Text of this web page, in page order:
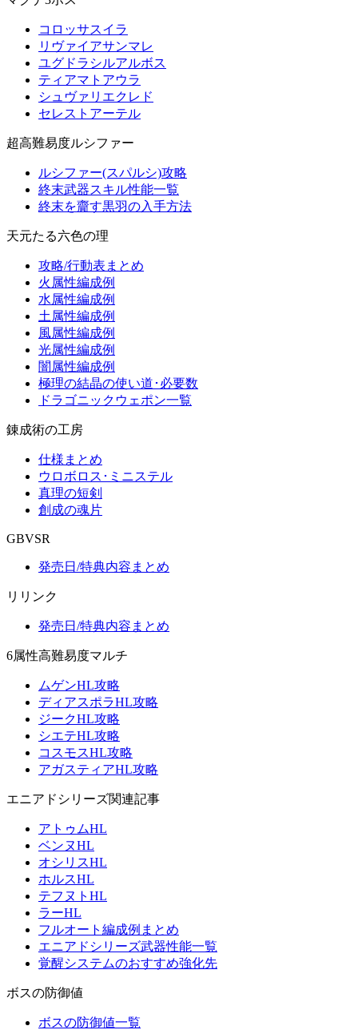
コロッサスイラ
リヴァイアサンマレ
ユグドラシルアルボス
ティアマトアウラ
シュヴァリエクレド
セレストアーテル
超高難易度ルシファー
ルシファー(スパルシ)攻略
終末武器スキル性能一覧
終末を齎す黒羽の入手方法
天元たる六色の理
攻略/行動表まとめ
火属性編成例
水属性編成例
土属性編成例
風属性編成例
光属性編成例
闇属性編成例
極理の結晶の使い道･必要数
ドラゴニックウェポン一覧
錬成術の工房
仕様まとめ
ウロボロス･ミニステル
真理の短剣
創成の魂片
GBVSR
発売日/特典内容まとめ
リリンク
発売日/特典内容まとめ
6属性高難易度マルチ
ムゲンHL攻略
ディアスポラHL攻略
ジークHL攻略
シエテHL攻略
コスモスHL攻略
アガスティアHL攻略
エニアドシリーズ関連記事
アトゥムHL
ベンヌHL
オシリスHL
ホルスHL
テフヌトHL
ラーHL
フルオート編成例まとめ
エニアドシリーズ武器性能一覧
覚醒システムのおすすめ強化先
ボスの防御値
ボスの防御値一覧